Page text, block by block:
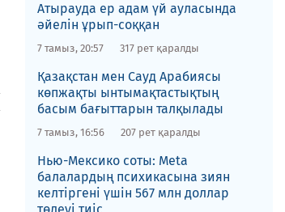
Атырауда ер адам үй ауласында
әйелін ұрып-соққан
7 тамыз, 20:57 317 рет қаралды
Қазақстан мен Сауд Арабиясы
көпжақты ынтымақтастықтың
басым бағыттарын талқылады
7 тамыз, 16:56 207 рет қаралды
Нью-Мексико соты​: Meta
балалардың психикасына зиян
келтіргені үшін 567 млн доллар